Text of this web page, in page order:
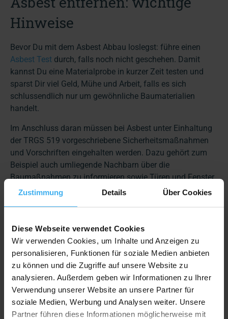
Zustimmung Details Über Cookies
Diese Webseite verwendet Cookies
Wir verwenden Cookies, um Inhalte und Anzeigen zu
personalisieren, Funktionen für soziale Medien anbieten
zu können und die Zugriffe auf unsere Website zu
analysieren. Außerdem geben wir Informationen zu Ihrer
Verwendung unserer Website an unsere Partner für
soziale Medien, Werbung und Analysen weiter. Unsere
Partner führen diese Informationen möglicherweise mit
Hinweise
Bevor Du mit dem Asbest Abbau loslegst: führe einen
Asbest Test durch, falls noch nicht geschehen. Damit
kannst Du eine Materialprobe in kurzer Zeit testen und
sparst Dir viel Geld, Mühe und Arbeit, falls es sich
schlussendlich nur um gewöhnliche Baumaterialien
handelt.
Im Anschluss daran müssen bei Asbest unter Einhaltung
der TRGS 519 vorgeschriebene Sicherheitsmaßnahmen
und Vorschriften eingehalten werden. Dazu gehört zum
Beispiel auch umliegende Nachbarn über die
Baumaßnahmen zu informieren sowie Türen und Fenster
im Arbeitsbereich geschlossen zu halten.
Außerdemfünf wichtige Hinweise zum Asbest
Schutzkleidung tragen (Einweg Schutzanzug der
Kategorie 3 und Typ 5/6, Schutzhandschuhe und
-überschuhe, Schutzbrille bei Bedarf, Asbest Maske
(mind. FFP2))
Die asbesthaltigen Materialien per Hand entfernen,
um so wenig wie möglich mechanisch auf die
Platten und Fasern einzuwirken oder diese sogar zu